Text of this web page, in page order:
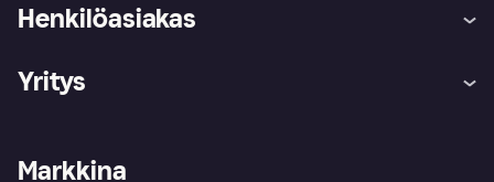
Henkilöasiakas
Kirjaudu sisään
Tutustu kauppoihin
Yritys
Kirjaudu sisään yrityksenä
Markkina